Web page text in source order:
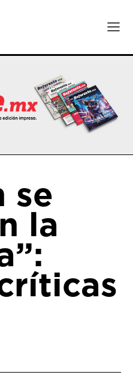
se
la